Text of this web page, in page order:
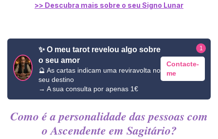
>> Descubra mais sobre o seu Signo Lunar
✨ O meu tarot revelou algo sobre
o seu amor
🔮 As cartas indicam uma reviravolta no
seu destino
→ A sua consulta por apenas 1€
Contacte-
me
1
Como é a personalidade das pessoas com
o Ascendente em Sagitário?